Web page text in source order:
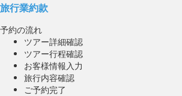
旅行業約款
予約の流れ
ツアー詳細確認
ツアー行程確認
お客様情報入力
旅行内容確認
ご予約完了